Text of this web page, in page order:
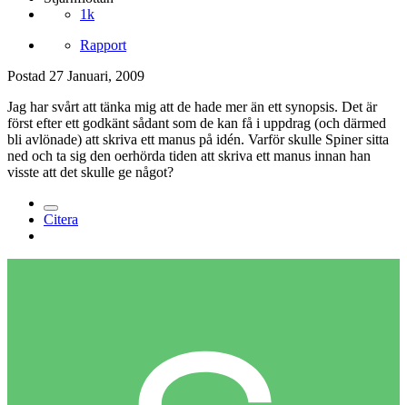
1k
Rapport
Postad 27 Januari, 2009
Jag har svårt att tänka mig att de hade mer än ett synopsis. Det är
först efter ett godkänt sådant som de kan få i uppdrag (och därmed
bli avlönade) att skriva ett manus på idén. Varför skulle Spiner sitta
ned och ta sig den oerhörda tiden att skriva ett manus innan han
visste att det skulle ge något?
Citera